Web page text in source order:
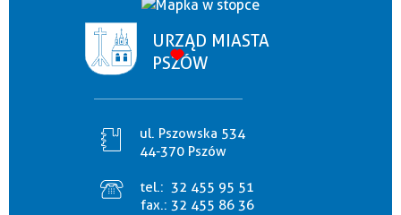
URZĄD MIASTA
PSZÓW
ul. Pszowska 534
44-370 Pszów
tel.: 32 455 95 51
fax.: 32 455 86 36